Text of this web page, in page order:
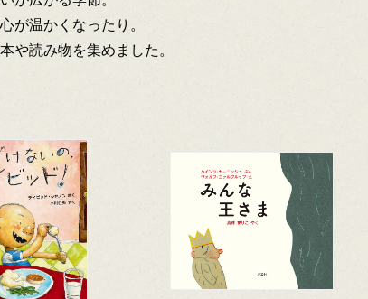
が温かくなったり。
や読み物を集めました。